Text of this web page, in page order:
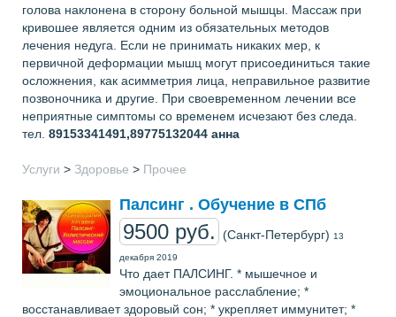
голова наклонена в сторону больной мышцы. Массаж при
кривошее является одним из обязательных методов
лечения недуга. Если не принимать никаких мер, к
первичной деформации мышц могут присоединиться такие
осложнения, как асимметрия лица, неправильное развитие
позвоночника и другие. При своевременном лечении все
неприятные симптомы со временем исчезают без следа.
тел. 89153341491,89775132044 анна
Услуги > Здоровье > Прочее
Палсинг . Обучение в СПб
9500 руб. (Санкт-Петербург) 13
декабря 2019
Что дает ПАЛСИНГ. * мышечное и
эмоциональное расслабление; *
восстанавливает здоровый сон; * укрепляет иммунитет; *